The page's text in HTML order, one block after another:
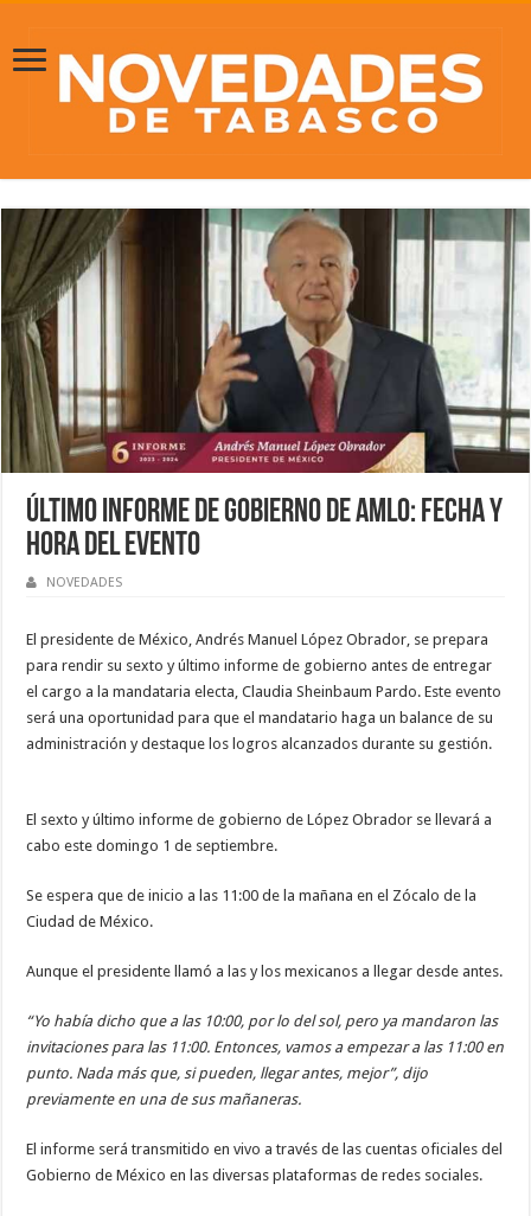
Último Informe de Gobierno de AMLO: Fecha y
Hora del Evento
NOVEDADES
El presidente de México, Andrés Manuel López Obrador, se prepara
para rendir su sexto y último informe de gobierno antes de entregar
el cargo a la mandataria electa, Claudia Sheinbaum Pardo. Este evento
será una oportunidad para que el mandatario haga un balance de su
administración y destaque los logros alcanzados durante su gestión.
El sexto y último informe de gobierno de López Obrador se llevará a
cabo este domingo 1 de septiembre.
Se espera que de inicio a las 11:00 de la mañana en el Zócalo de la
Ciudad de México.
Aunque el presidente llamó a las y los mexicanos a llegar desde antes.
“Yo había dicho que a las 10:00, por lo del sol, pero ya mandaron las
invitaciones para las 11:00. Entonces, vamos a empezar a las 11:00 en
punto. Nada más que, si pueden, llegar antes, mejor”, dijo
previamente en una de sus mañaneras.
El informe será transmitido en vivo a través de las cuentas oficiales del
Gobierno de México en las diversas plataformas de redes sociales.